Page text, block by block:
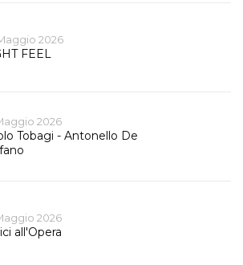
2026
FEEL
2026
Tobagi - Antonello De
2026
all'Opera